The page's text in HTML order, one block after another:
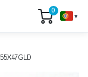
0
▾